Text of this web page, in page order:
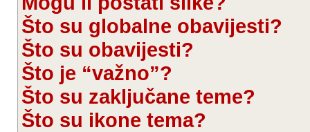
Što su globalne obavijesti?
Što su obavijesti?
Što je “važno”?
Što su zaključane teme?
Što su ikone tema?